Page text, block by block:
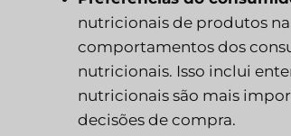
nutricionais de produtos
comportamentos dos
nutricionais. Isso inclui
nutricionais são mais
decisões de compra.